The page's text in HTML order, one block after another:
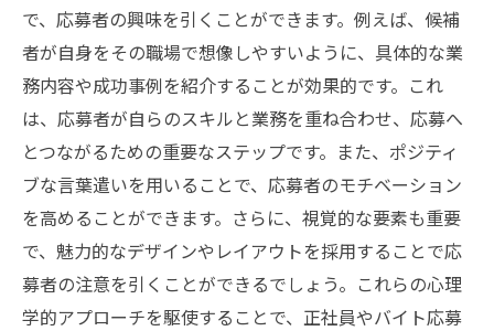
で、応募者の興味を引くことができます。例えば、候補
者が自身をその職場で想像しやすいように、具体的な業
務内容や成功事例を紹介することが効果的です。これ
は、応募者が自らのスキルと業務を重ね合わせ、応募へ
とつながるための重要なステップです。また、ポジティ
ブな言葉遣いを用いることで、応募者のモチベーション
を高めることができます。さらに、視覚的な要素も重要
で、魅力的なデザインやレイアウトを採用することで応
募者の注意を引くことができるでしょう。これらの心理
学的アプローチを駆使することで、正社員やバイト応募